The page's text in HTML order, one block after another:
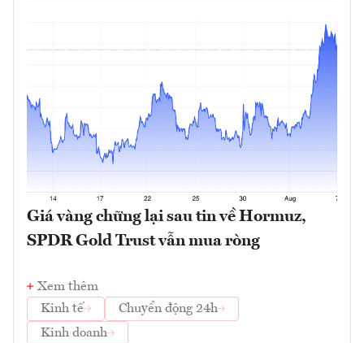
Giá vàng chững lại sau tin về Hormuz,
SPDR Gold Trust vẫn mua ròng
Xem thêm
Kinh tế
Chuyển động 24h
Kinh doanh